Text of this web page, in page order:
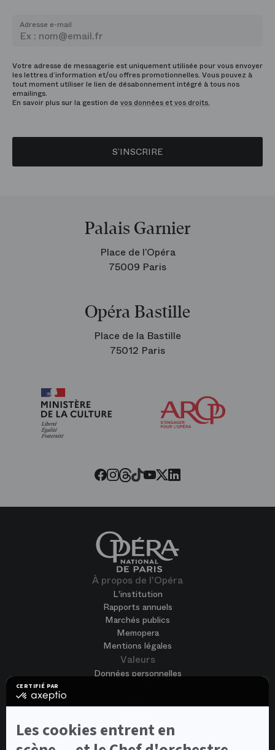
CERTIFIÉ PAR
certifié
En
Les cookies entrent en
Adresse e-mail
Votre adresse de messagerie est uniquement utilisée pour vous envoyer
les lettres d’information et/ou offres promotionnelles. Vous pouvez à
tout moment utiliser le lien de désabonnement intégré à tous nos
emailings.
En savoir plus sur la gestion de vos données et vos droits.
S’INSCRIRE
Palais Garnier
Place de l’Opéra
75009 Paris
Opéra Bastille
Place de la Bastille
75012 Paris
Facebook
Instagram
Threads
Tiktok
Youtube
Twitter
LinkedIn
À propos de l'Opéra
L'institution
Rapports annuels
Marchés publics
Memopera
Mentions légales
Valeurs
Données personnelles
Nous rejoindre
Offres d'emploi